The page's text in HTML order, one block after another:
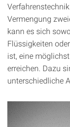
Vermengung
kann es sich
Flüssigkeiten
ist, eine
erreichen. Dazu
unterschiedliche